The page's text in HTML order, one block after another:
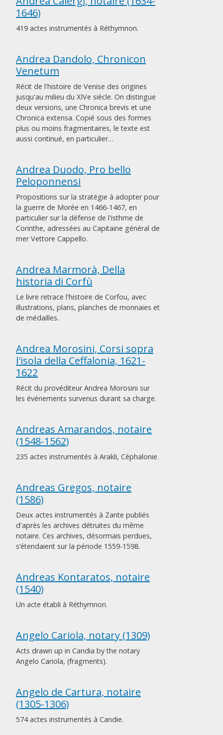
1646)
419 actes instrumentés à Réthymnon.
Andrea Dandolo, Chronicon
Venetum
Récit de l'histoire de Venise des origines
jusqu'au milieu du XIVe siècle. On distingue
deux versions, une Chronica brevis et une
Chronica extensa. Copié sous des formes
plus ou moins fragmentaires, le texte est
aussi continué, en particulier…
Andrea Duodo, Pro bello
Peloponnensi
Propositions sur la stratégie à adopter pour
la guerre de Morée en 1466-1467, en
particulier sur la défense de l'isthme de
Corinthe, adressées au Capitaine général de
mer Vettore Cappello.
Andrea Marmorà, Della
historia di Corfù
Le livre retrace l'histoire de Corfou, avec
illustrations, plans, planches de monnaies et
de médailles.
Andrea Morosini, Corsi sopra
l'isola della Ceffalonia, 1621-
1622
Récit du provéditeur Andrea Morosini sur
les événements survenus durant sa charge.
Andreas Amarandos, notaire
(1548-1562)
235 actes instrumentés à Arakli, Céphalonie.
Andreas Gregos, notaire
(1586)
Deux actes instrumentés à Zante publiés
d'après les archives détruites du même
notaire. Ces archives, désormais perdues,
s’étendaient sur la période 1559-1598.
Andreas Kontaratos, notaire
(1540)
Un acte établi à Réthymnon.
Angelo Cariola, notary (1309)
Acts drawn up in Candia by the notary
Angelo Cariola, (fragments).
Angelo de Cartura, notaire
(1305-1306)
574 actes instrumentés à Candie.